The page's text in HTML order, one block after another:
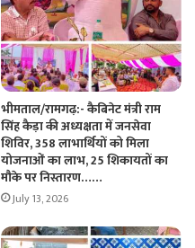
भीमताल/रामगढ़:- कैबिनेट मंत्री राम
सिंह कैड़ा की अध्यक्षता में जनसेवा
शिविर, 358 लाभार्थियों को मिला
योजनाओं का लाभ, 25 शिकायतों का
मौके पर निस्तारण……
July 13, 2026